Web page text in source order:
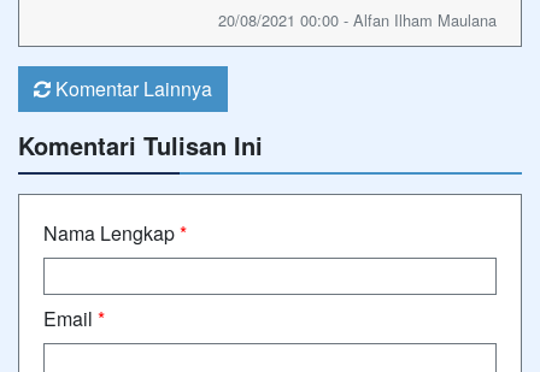
20/08/2021 00:00 - Alfan Ilham Maulana
Komentar Lainnya
Komentari Tulisan Ini
Nama Lengkap*
Email *